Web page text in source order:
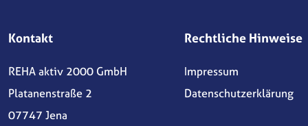
Kontakt
REHA aktiv 2000 GmbH
Platanenstraße 2
07747 Jena
Rechtliche Hinweise
Impressum
Datenschutzerklärung